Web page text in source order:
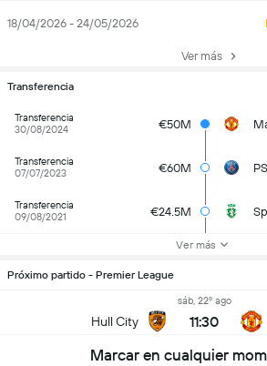
Próximo partido - Premier League
Hull City
sáb, 22º ago
11:30
Marcar en cualquier
18/04/2026 - 24/05/2026
Ver más
Transferencia
Transferencia
30/08/2024
€50M
Transferencia
07/07/2023
€60M
Transferencia
09/08/2021
€24.5M
Ver más